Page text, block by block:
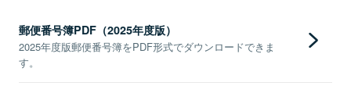
郵便番号簿PDF（2025年度版）
2025年度版郵便番号簿をPDF形式でダウンロードできま
す。